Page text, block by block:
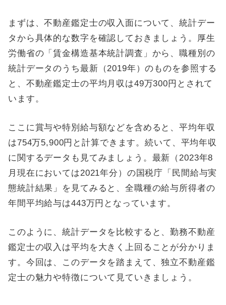
まずは、不動産鑑定士の収入面について、統計デー
タから具体的な数字を確認しておきましょう。厚生
労働省の「賃金構造基本統計調査」から、職種別の
統計データのうち最新（2019年）のものを参照する
と、不動産鑑定士の平均月収は49万300円とされて
います。
ここに賞与や特別給与額などを含めると、平均年収
は754万5,900円と計算できます。続いて、平均年収
に関するデータも見てみましょう。最新（2023年8
月現在においては2021年分）の国税庁「民間給与実
態統計結果」を見てみると、全職種の給与所得者の
年間平均給与は443万円となっています。
このように、統計データを比較すると、勤務不動産
鑑定士の収入は平均を大きく上回ることが分かりま
す。今回は、このデータを踏まえて、独立不動産鑑
定士の魅力や特徴について見ていきましょう。